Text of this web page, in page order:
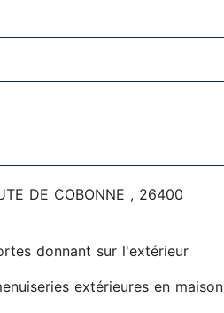
DE COBONNE , 26400
donnant sur l'extérieur
extérieures en maison